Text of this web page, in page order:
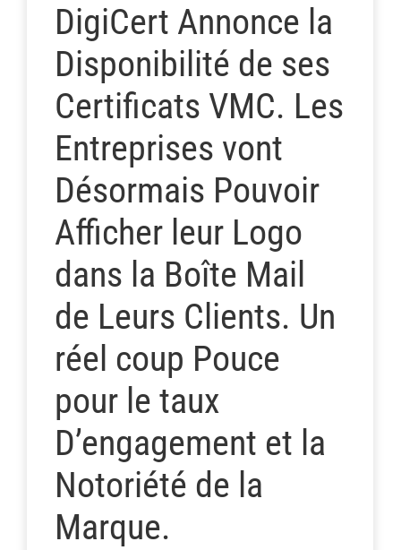
DigiCert Annonce la
Disponibilité de ses
Certificats VMC. Les
Entreprises vont
Désormais Pouvoir
Afficher leur Logo
dans la Boîte Mail
de Leurs Clients. Un
réel coup Pouce
pour le taux
D’engagement et la
Notoriété de la
Marque.